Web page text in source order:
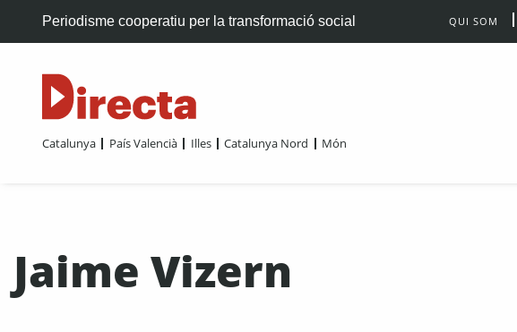
Periodisme cooperatiu per la transformació social QUI SOM
Catalunya País Valencià Illes Catalunya Nord Món
Jaime Vizern